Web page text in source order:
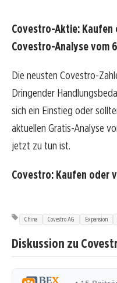
Covestro-Aktie: Kaufen
Covestro-Analyse vom
Die neusten Covestro-
Dringender
sich ein Einstieg oder
aktuellen Gratis-Analyse
jetzt zu tun ist.
Covestro: Kaufen oder
China Covestro AG Expansion
Diskussion zu